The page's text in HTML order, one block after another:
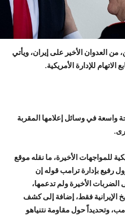
من العدوان الأخير على إيران، ويأتي
للإدارة الأمريكية.
واسعة في وسائل إعلامها المقربة
للمواجهات الأخيرة، ما نقله موقع
رفيع بإدارة ترامب قوله إن
الضربات الأخيرة ولم تدعمها،
الإيرانية فقط، إضافة إلى كشف
وتحديداً حول مقاومة نتنياهو